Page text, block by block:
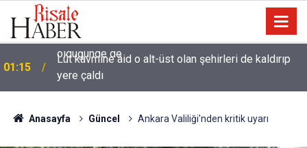
01:15
Lût kavmine âid o alt-üst olan şehirleri de kaldırıp
yere çaldı
Anasayfa Güncel Ankara Valiliği'nden kritik uyarı